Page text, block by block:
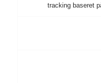
tracking baseret